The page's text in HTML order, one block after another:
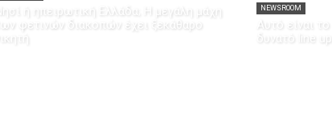
Νησί ή ηπειρωτική Ελλάδα; Η μεγάλη μάχη
των φετινών διακοπών έχει ξεκάθαρο
NEWSROOM
Αυτό είναι
δυνατό line